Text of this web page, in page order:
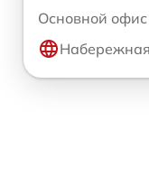
Основной офис